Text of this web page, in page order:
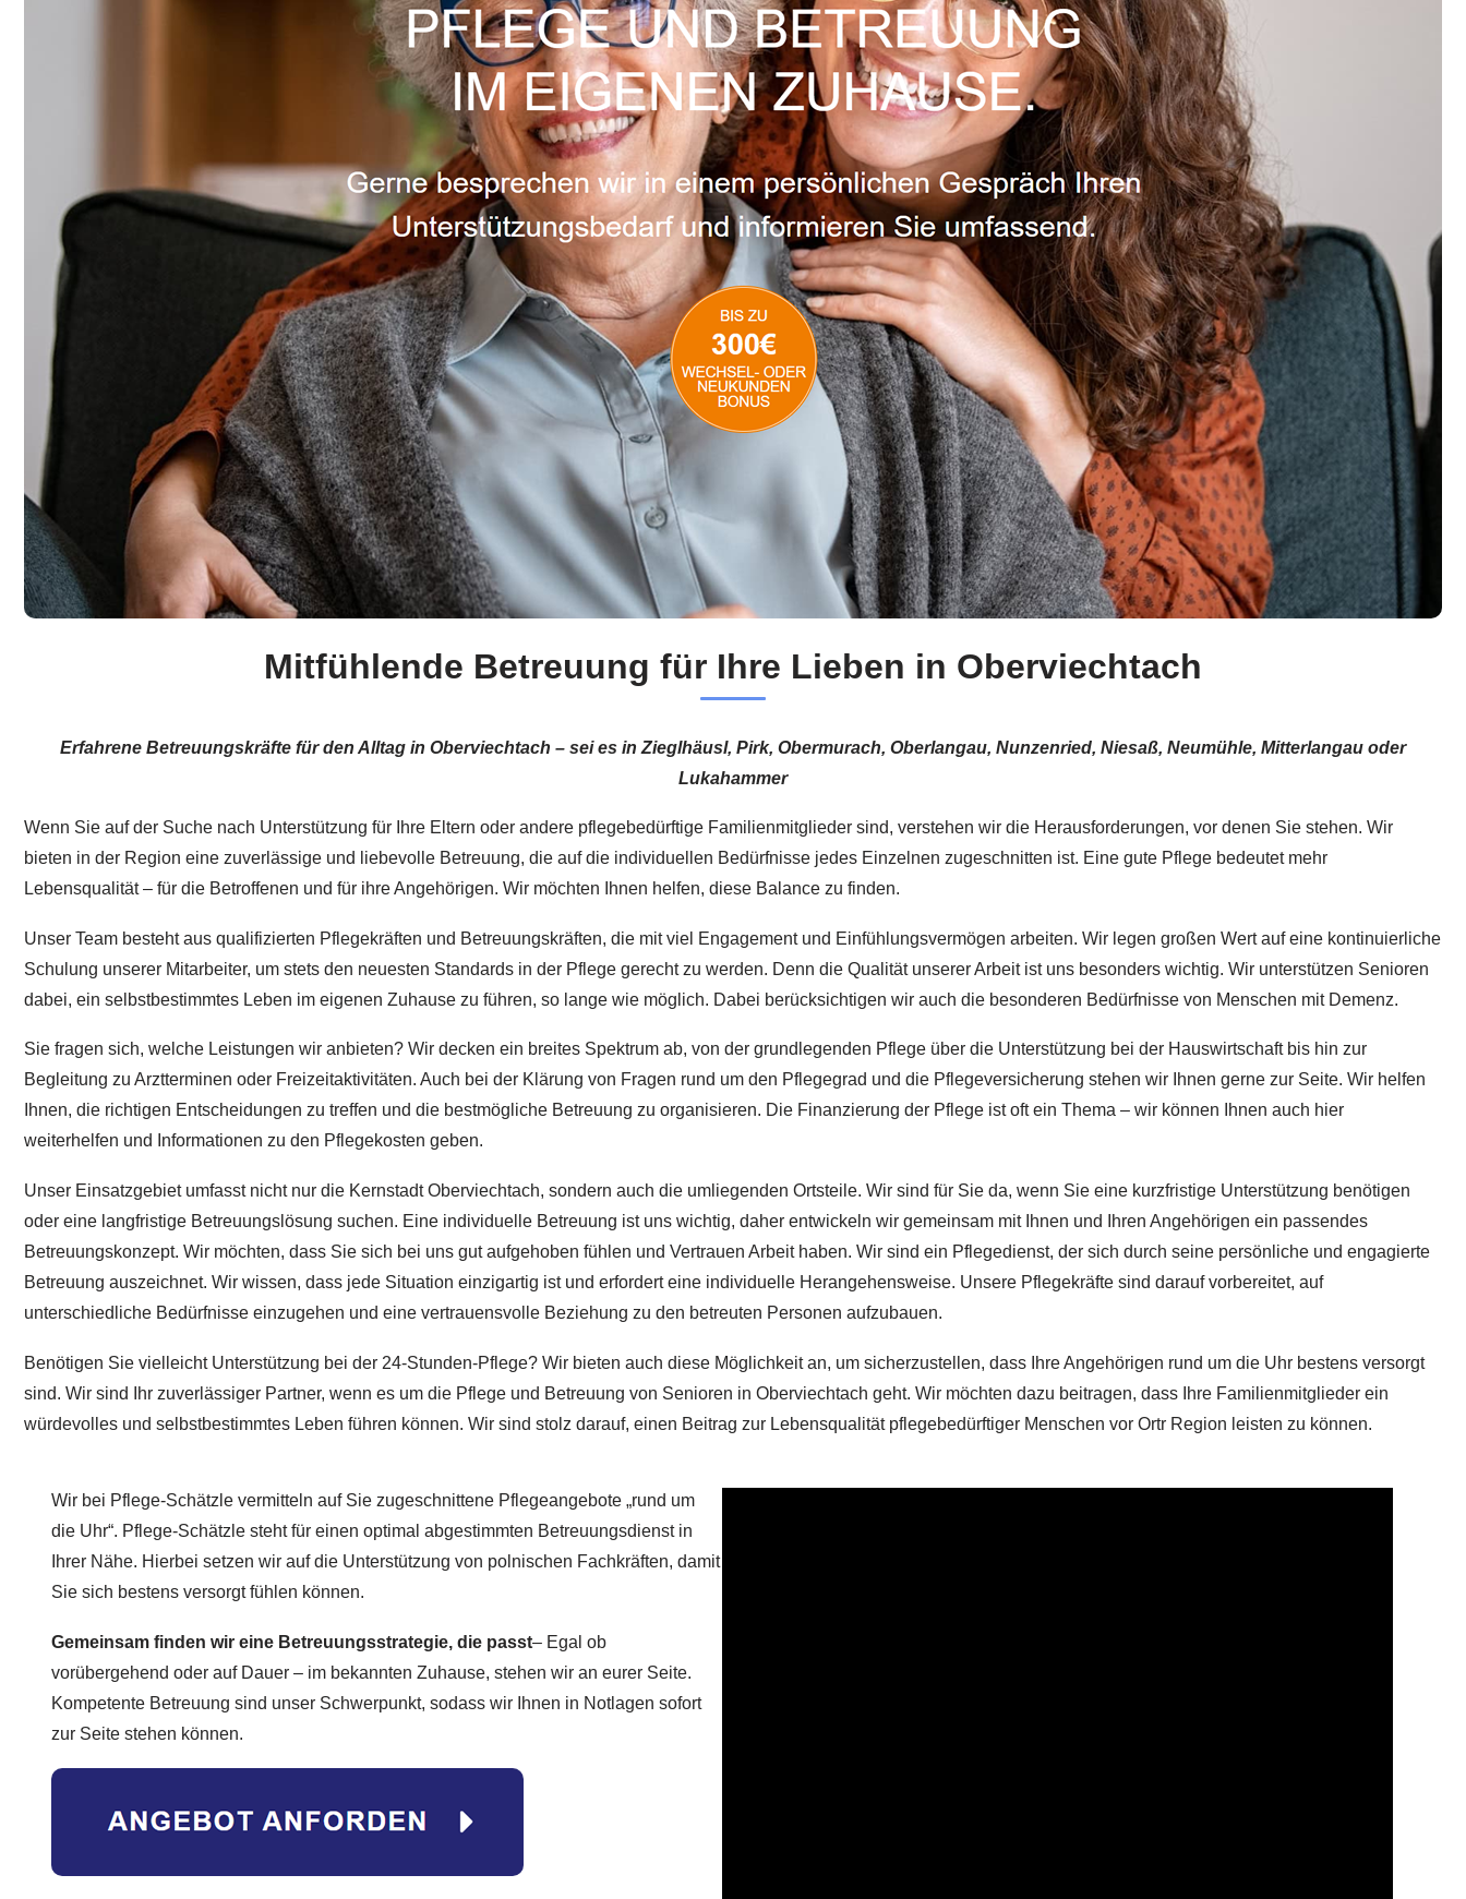
Mitfühlende Betreuung für Ihre Lieben in Oberviechtach
Erfahrene Betreuungskräfte für den Alltag in Oberviechtach – sei es in Zieglhäusl, Pirk, Obermurach, Oberlangau, Nunzenried, Niesaß, Neumühle, Mitterlangau oder
Lukahammer
Wenn Sie auf der Suche nach Unterstützung für Ihre Eltern oder andere pflegebedürftige Familienmitglieder sind, verstehen wir die Herausforderungen, vor denen Sie stehen. Wir
bieten in der Region eine zuverlässige und liebevolle Betreuung, die auf die individuellen Bedürfnisse jedes Einzelnen zugeschnitten ist. Eine gute Pflege bedeutet mehr
Lebensqualität – für die Betroffenen und für ihre Angehörigen. Wir möchten Ihnen helfen, diese Balance zu finden.
Unser Team besteht aus qualifizierten Pflegekräften und Betreuungskräften, die mit viel Engagement und Einfühlungsvermögen arbeiten. Wir legen großen Wert auf eine kontinuierliche
Schulung unserer Mitarbeiter, um stets den neuesten Standards in der Pflege gerecht zu werden. Denn die Qualität unserer Arbeit ist uns besonders wichtig. Wir unterstützen Senioren
dabei, ein selbstbestimmtes Leben im eigenen Zuhause zu führen, so lange wie möglich. Dabei berücksichtigen wir auch die besonderen Bedürfnisse von Menschen mit Demenz.
Sie fragen sich, welche Leistungen wir anbieten? Wir decken ein breites Spektrum ab, von der grundlegenden Pflege über die Unterstützung bei der Hauswirtschaft bis hin zur
Begleitung zu Arztterminen oder Freizeitaktivitäten. Auch bei der Klärung von Fragen rund um den Pflegegrad und die Pflegeversicherung stehen wir Ihnen gerne zur Seite. Wir helfen
Ihnen, die richtigen Entscheidungen zu treffen und die bestmögliche Betreuung zu organisieren. Die Finanzierung der Pflege ist oft ein Thema – wir können Ihnen auch hier
weiterhelfen und Informationen zu den Pflegekosten geben.
Unser Einsatzgebiet umfasst nicht nur die Kernstadt Oberviechtach, sondern auch die umliegenden Ortsteile. Wir sind für Sie da, wenn Sie eine kurzfristige Unterstützung benötigen
oder eine langfristige Betreuungslösung suchen. Eine individuelle Betreuung ist uns wichtig, daher entwickeln wir gemeinsam mit Ihnen und Ihren Angehörigen ein passendes
Betreuungskonzept. Wir möchten, dass Sie sich bei uns gut aufgehoben fühlen und Vertrauen Arbeit haben. Wir sind ein Pflegedienst, der sich durch seine persönliche und engagierte
Betreuung auszeichnet. Wir wissen, dass jede Situation einzigartig ist und erfordert eine individuelle Herangehensweise. Unsere Pflegekräfte sind darauf vorbereitet, auf
unterschiedliche Bedürfnisse einzugehen und eine vertrauensvolle Beziehung zu den betreuten Personen aufzubauen.
Benötigen Sie vielleicht Unterstützung bei der 24-Stunden-Pflege? Wir bieten auch diese Möglichkeit an, um sicherzustellen, dass Ihre Angehörigen rund um die Uhr bestens versorgt
sind. Wir sind Ihr zuverlässiger Partner, wenn es um die Pflege und Betreuung von Senioren in Oberviechtach geht. Wir möchten dazu beitragen, dass Ihre Familienmitglieder ein
würdevolles und selbstbestimmtes Leben führen können. Wir sind stolz darauf, einen Beitrag zur Lebensqualität pflegebedürftiger Menschen vor Ortr Region leisten zu können.
Wir bei Pflege-Schätzle vermitteln auf Sie zugeschnittene Pflegeangebote „rund um
die Uhr“. Pflege-Schätzle steht für einen optimal abgestimmten Betreuungsdienst in
Ihrer Nähe. Hierbei setzen wir auf die Unterstützung von polnischen Fachkräften, damit
Sie sich bestens versorgt fühlen können.
Gemeinsam finden wir eine Betreuungsstrategie, die passt– Egal ob
vorübergehend oder auf Dauer – im bekannten Zuhause, stehen wir an eurer Seite.
Kompetente Betreuung sind unser Schwerpunkt, sodass wir Ihnen in Notlagen sofort
zur Seite stehen können.